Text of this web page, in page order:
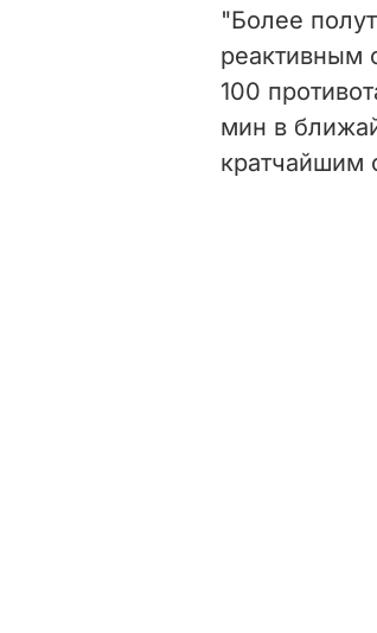
"Более
реактивным
100
мин в
кратчайшим